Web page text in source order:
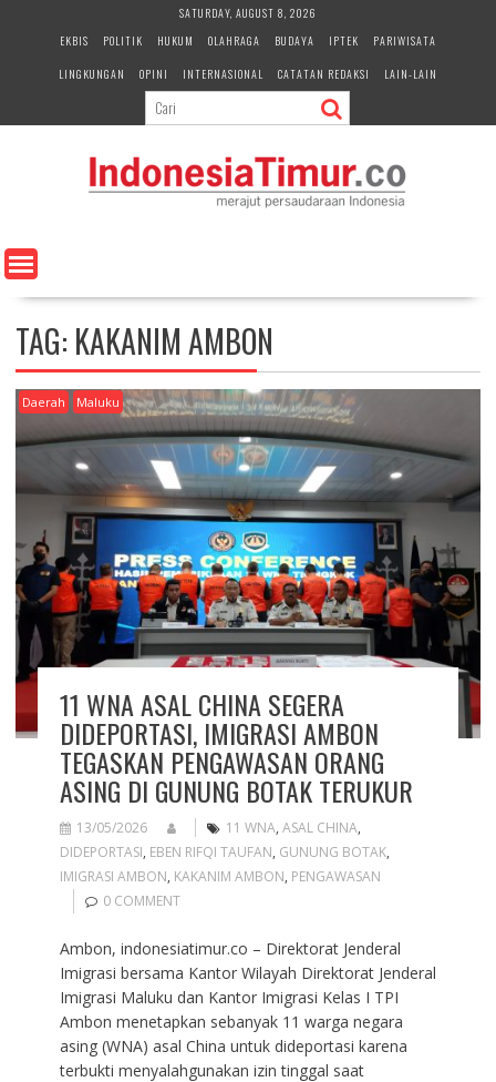
e
n
SATURDAY, AUGUST 8, 2026
EKBIS
POLITIK HUKUM OLAHRAGA BUDAYA IPTEK
PARIWISATA
LINGKUNGAN
OPINI INTERNASIONAL CATATAN REDAKSI LAIN-LAIN
TAG: KAKANIM AMBON
Daerah Maluku
11 WNA ASAL CHINA SEGERA
DIDEPORTASI, IMIGRASI AMBON
TEGASKAN PENGAWASAN ORANG
ASING DI GUNUNG BOTAK TERUKUR
13/05/2026 11 WNA, ASAL CHINA,
DIDEPORTASI, EBEN RIFQI TAUFAN, GUNUNG BOTAK,
IMIGRASI AMBON, KAKANIM AMBON, PENGAWASAN
0 COMMENT
Ambon, indonesiatimur.co – Direktorat Jenderal
Imigrasi bersama Kantor Wilayah Direktorat Jenderal
Imigrasi Maluku dan Kantor Imigrasi Kelas I TPI
Ambon menetapkan sebanyak 11 warga negara
asing (WNA) asal China untuk dideportasi karena
terbukti menyalahgunakan izin tinggal saat